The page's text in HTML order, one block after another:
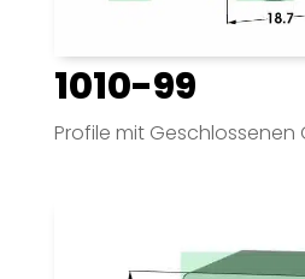
1010-99
Profile mit Geschlossenen